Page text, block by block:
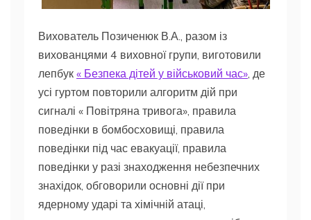
Вихователь Позиченюк В.А., разом із
вихованцями 4 виховної групи, виготовили
лепбук « Безпека дітей у військовий час» , де
усі гуртом повторили алгоритм дій при
сигналі « Повітряна тривога», правила
поведінки в бомбосховищі, правила
поведінки під час евакуації, правила
поведінки у разі знаходження небезпечних
знахідок, обговорили основні дії при
ядерному ударі та хімічній атаці,